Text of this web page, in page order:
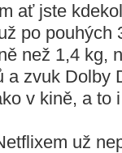
ať jste
po pouhých
než 1,4 kg,
a zvuk Dolby
v kině, a to
už